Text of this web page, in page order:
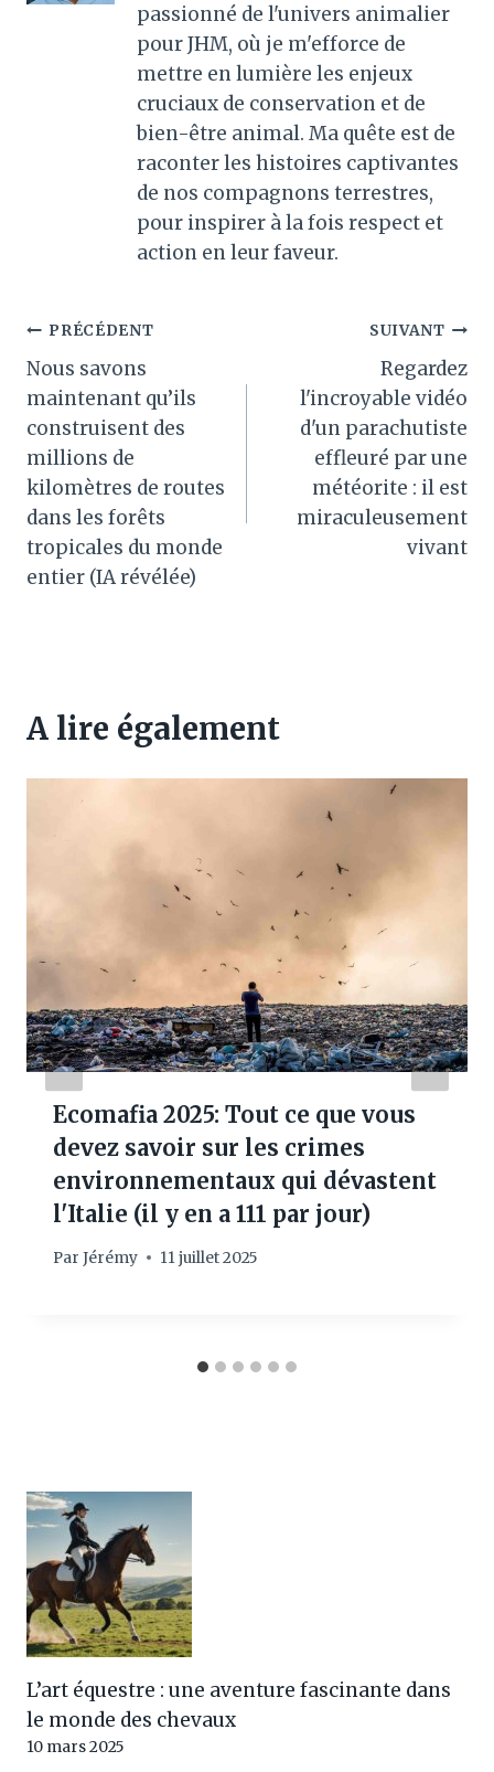
passionné de l'univers animalier
pour JHM, où je m'efforce de
mettre en lumière les enjeux
cruciaux de conservation et de
bien-être animal. Ma quête est de
raconter les histoires captivantes
de nos compagnons terrestres,
pour inspirer à la fois respect et
action en leur faveur.
Navigation
de
l’article
PRÉCÉDENT
Nous savons
maintenant qu’ils
construisent des
millions de
kilomètres de routes
dans les forêts
tropicales du monde
entier (IA révélée)
SUIVANT
Regardez
l'incroyable vidéo
d'un parachutiste
effleuré par une
météorite : il est
miraculeusement
vivant
A lire également
Ecomafia 2025: Tout ce que vous
devez savoir sur les crimes
environnementaux qui dévastent
l'Italie (il y en a 111 par jour)
Par Jérémy 11 juillet 2025
L’art équestre : une aventure fascinante dans
le monde des chevaux
10 mars 2025